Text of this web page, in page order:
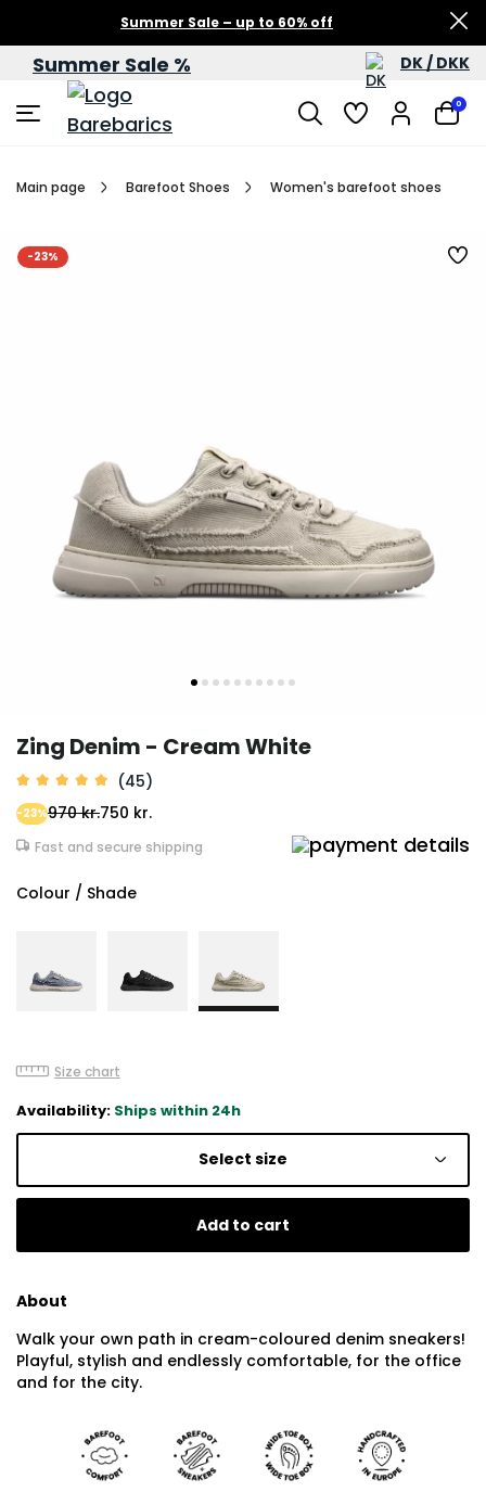
Summer Sale – up to 60% off
Summer Sale % DK / DKK
0
Main page Barefoot Shoes Women's barefoot shoes
-23%
Zing Denim - Cream White
(45)
750 kr.
-23%970 kr.
Fast and secure shipping
Colour / Shade
Size chart
Availability: Ships within 24h
Select size
Add to cart
About
Walk your own path in cream-coloured denim sneakers!
Playful, stylish and endlessly comfortable, for the office
and for the city.